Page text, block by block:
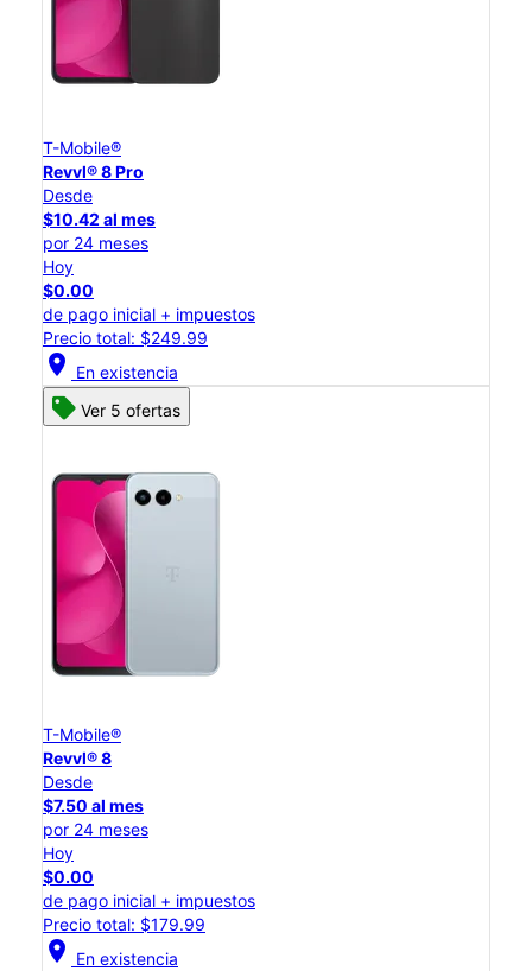
T-Mobile®
Revvl® 8 Pro
Desde
$10.42 al mes
por 24 meses
Hoy
$0.00
de pago inicial + impuestos
Precio total: $249.99
location_on En existencia
Ver 5 ofertas
T-Mobile®
Revvl® 8
Desde
$7.50 al mes
por 24 meses
Hoy
$0.00
de pago inicial + impuestos
Precio total: $179.99
location_on En existencia